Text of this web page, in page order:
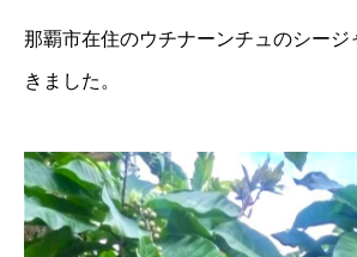
那覇市在住のウチナーンチュのシージ
きました。